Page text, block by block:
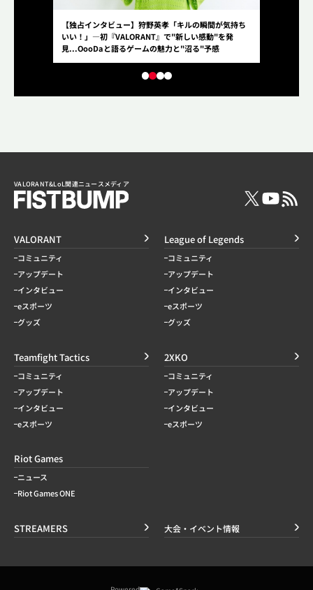
【独占インタビュー】狩野英孝「キルの瞬間が気持ち
いい！」―初『VALORANT』で"新しい感動"を発
見...OooDaと語るゲームの魅力と"沼る"予感
VALORANT&LoL関連ニュースメディア
VALORANT
コミュニティ
アップデート
インタビュー
eスポーツ
グッズ
League of Legends
コミュニティ
アップデート
インタビュー
eスポーツ
グッズ
Teamfight Tactics
コミュニティ
アップデート
インタビュー
eスポーツ
2XKO
コミュニティ
アップデート
インタビュー
eスポーツ
Riot Games
ニュース
Riot Games ONE
STREAMERS 大会・イベント情報